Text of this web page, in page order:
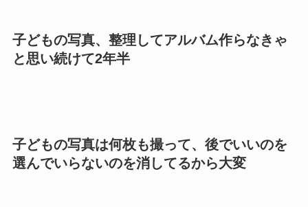
子どもの写真、整理してアルバム作らなきゃ
と思い続けて2年半
子どもの写真は何枚も撮って、後でいいのを
選んでいらないのを消してるから大変